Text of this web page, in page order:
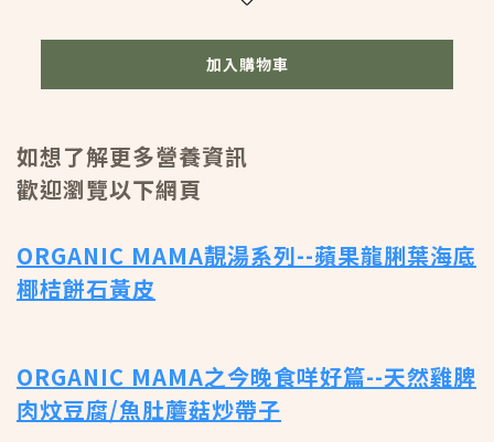
加入購物車
如想了解更多營養資訊
歡迎瀏覽以下網頁
ORGANIC MAMA靚湯系列--蘋果龍脷葉海底
椰桔餅石黃皮
ORGANIC MAMA之今晚食咩好篇--天然雞脾
肉炆豆腐/魚肚蘑菇炒帶子